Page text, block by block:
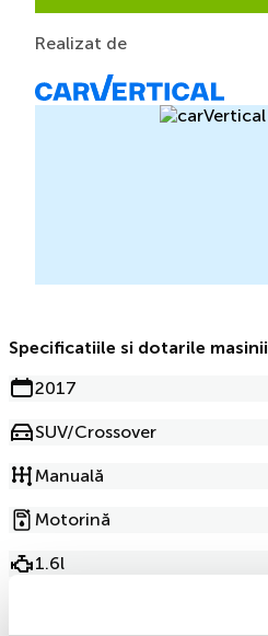
Realizat de
Specificatiile si dotarile masinii
2017
SUV/Crossover
Manuală
Motorină
1.6l